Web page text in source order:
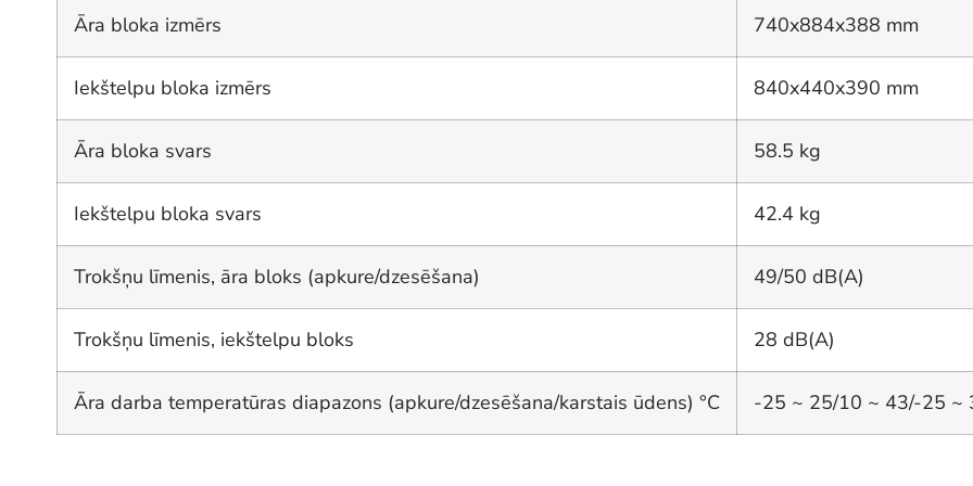
Āra bloka izmērs 740x884x388 mm
Iekštelpu bloka izmērs 840x440x390 mm
Āra bloka svars 58.5 kg
Iekštelpu bloka svars 42.4 kg
Trokšņu līmenis, āra bloks (apkure/dzesēšana) 49/50 dB(A)
Trokšņu līmenis, iekštelpu bloks 28 dB(A)
Āra darba temperatūras diapazons (apkure/dzesēšana/karstais ūdens) °C -25 ~ 25/10 ~ 43/-25 ~